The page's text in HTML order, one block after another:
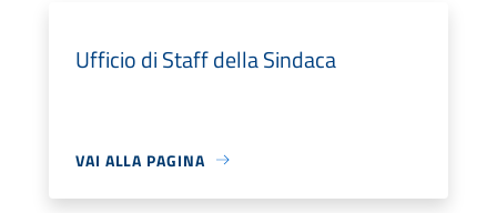
Ufficio di Staff della Sindaca
VAI ALLA PAGINA